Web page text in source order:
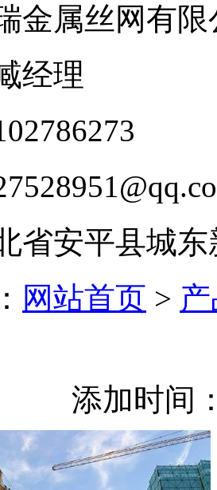
金属丝网有限
经理
省安平县城
网站首页 >
添加时间